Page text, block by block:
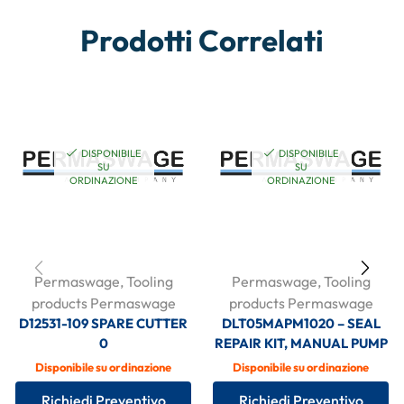
Prodotti Correlati
DISPONIBILE
SU
ORDINAZIONE
Permaswage,Tooling
products Permaswage
D12531-109 SPARE CUTTER
0
Disponibile su ordinazione
DISPONIBILE
SU
ORDINAZIONE
Permaswage,Tooling
products Permaswage
DLT05MAPM1020 – SEAL
REPAIR KIT, MANUAL PUMP
Disponibile su ordinazione